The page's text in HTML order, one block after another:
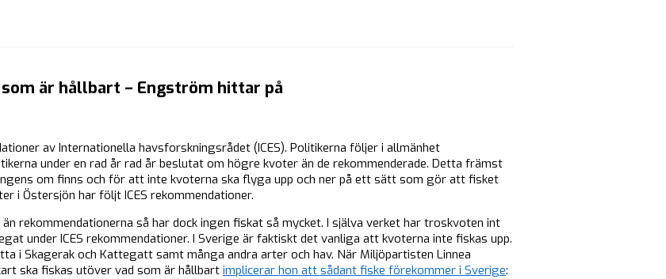
är hållbart – Engström hittar på
av Internationella havsforskningsrådet (ICES). Politikerna följer i allmänhet
under en rad år rad år beslutat om högre kvoter än de rekommenderade. Detta främst
om finns och för att inte kvoterna ska flyga upp och ner på ett sätt som gör att fisket
i Östersjön har följt ICES rekommendationer.
rekommendationerna så har dock ingen fiskat så mycket. I själva verket har troskvoten int
under ICES rekommendationer. I Sverige är faktiskt det vanliga att kvoterna inte fiskas upp.
i Skagerak och Kattegatt samt många andra arter och hav. När Miljöpartisten Linnea
ska fiskas utöver vad som är hållbartimplicerar hon att sådant fiske förekommer i Sverige: